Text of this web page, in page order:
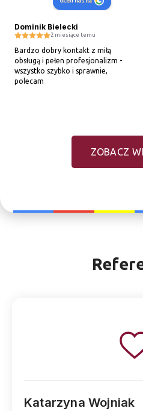
Dominik Bielecki
2 miesiące temu
Bardzo dobry kontakt z miłą
obsługą i pełen profesjonalizm -
wszystko szybko i sprawnie,
polecam
ZOBACZ